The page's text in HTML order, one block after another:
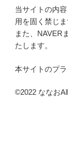
当サイトの内
用を固く禁じま
また、NAVER
たします。
本サイトのプ
©2022 ななお